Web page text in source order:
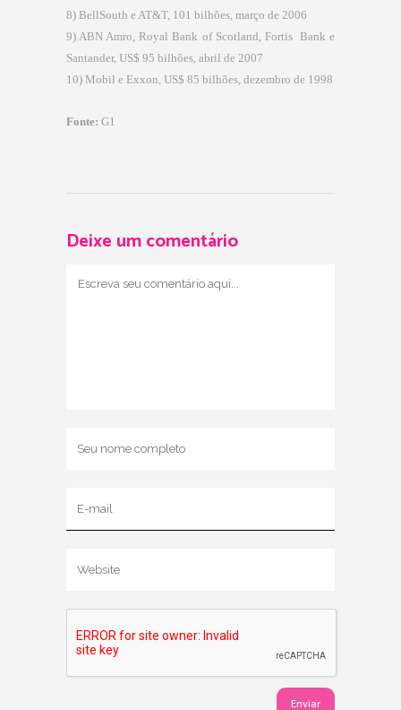
8) BellSouth e AT&T, 101 bilhões, março de 2006
9) ABN Amro, Royal Bank of Scotland, Fortis Bank e
Santander, US$ 95 bilhões, abril de 2007
10) Mobil e Exxon, US$ 85 bilhões, dezembro de 1998
Fonte: G1
Deixe um comentário